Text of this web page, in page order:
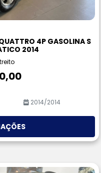
4P GASOLINA S
2014
2014/2014